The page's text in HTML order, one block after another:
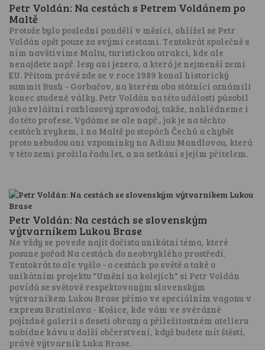
Petr Voldán: Na cestách s Petrem Voldánem po
Maltě
Protože bylo poslední pondělí v měsíci, ohlížel se Petr
Voldán opět pouze za svými cestami. Tentokrát společně s
ním navštívíme Maltu, turistickou atrakci, kde ale
nenajdete např. lesy ani jezera, a která je nejmenší zemi
EU. Přitom právě zde se v roce 1989 konal historický
summit Bush - Gorbačov, na kterém oba státníci oznámili
konec studené války. Petr Voldán na této události působil
jako zvláštní rozhlasový zpravodaj, takže, nahlédneme i
do této profese. Vydáme se ale např., jak je na těchto
cestách zvykem, i na Maltě po stopách Čechů a chybět
proto nebudou ani vzpomínky na Adinu Mandlovou, která
v této zemi prožila řadu let, a na setkání s jejím přítelem.
Petr Voldán: Na cestách se slovenským
výtvarníkem Lukou Brase
Ne vždy se povede najít dočista unikátní téma, které
posune pořad Na cestách do neobvyklého prostředí.
Tentokrát to ale vyšlo - o cestách po světě a také o
unikátním projektu "Umění na kolejích" si Petr Voldán
povídá se světově respektovaným slovenským
výtvarníkem Lukou Brase přímo ve speciálním vagonu v
expresu Bratislava - Košice, kde vám ve svérázné
pojízdné galerii s deseti obrazy a příležitostném atelieru
nabídne kávu a další občerstvení, když budete mít štěstí,
právě výtvarník Luka Brase.